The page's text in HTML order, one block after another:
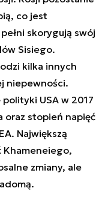
co jest
skorygują swój
Sisiego.
kilka innych
niepewności.
USA w 2017
oraz stopień napięć
Największą
Khameneiego,
zmiany, ale